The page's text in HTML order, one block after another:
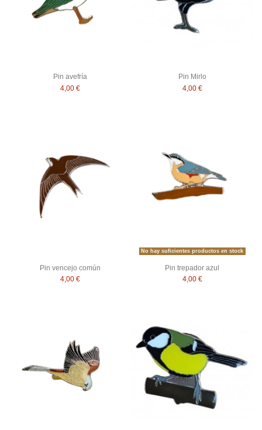
Pin avefría
4,00 €
Pin Mirlo
4,00 €
Pin vencejo común
4,00 €
No hay suficientes productos en stock
Pin trepador azul
4,00 €